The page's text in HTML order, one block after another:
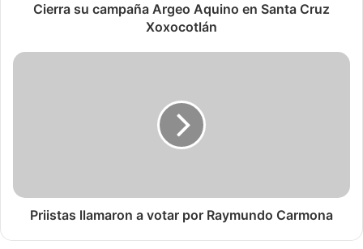
Cierra su campaña Argeo Aquino en Santa Cruz
Xoxocotlán
Priistas llamaron a votar por Raymundo Carmona